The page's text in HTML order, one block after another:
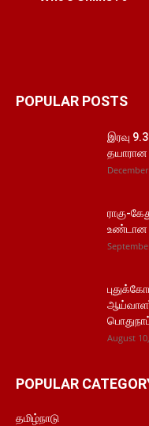
POPULAR POSTS
இரவு
தயாரான
ராகு-
உண்டான
August
POPULAR
தமிழ்நாடு